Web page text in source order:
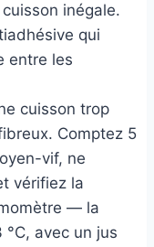
inégale.
qui
entre les
cuisson trop
Comptez 5
vif, ne
vérifiez la
— la
avec un jus